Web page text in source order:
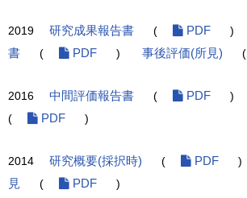
2019 研究成果報告書 ( PDF )
書
( PDF ) 事後評価(所見) (
2016 中間評価報告書 ( PDF )
(
PDF )
2014 研究概要(採択時) ( PDF )
見
( PDF )